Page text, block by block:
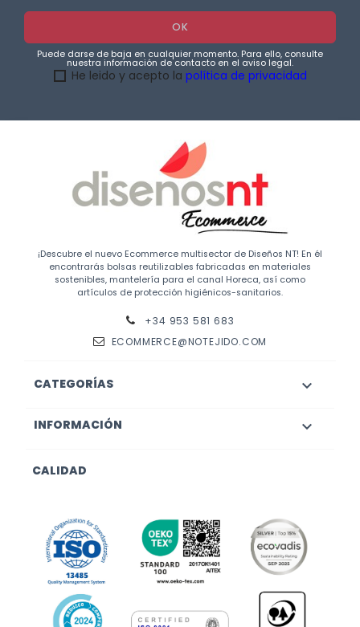
Puede darse de baja en cualquier momento. Para ello, consulte
nuestra información de contacto en el aviso legal.
He leido y acepto la política de privacidad
¡Descubre el nuevo Ecommerce multisector de Diseños NT! En él
encontrarás bolsas reutilizables fabricadas en materiales
sostenibles, mantelería para el canal Horeca, así como
artículos de protección higiénicos-sanitarios.
+34 953 581 683
ECOMMERCE@NOTEJIDO.COM
CATEGORÍAS 
INFORMACIÓN 
CALIDAD